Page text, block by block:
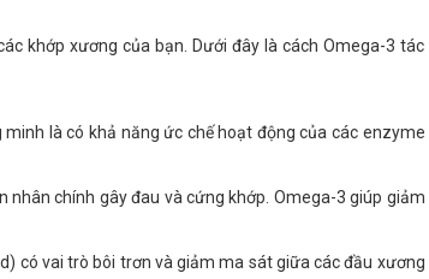
khớp xương của bạn. Dưới đây là cách Omega-3 tác
minh là có khả năng ức chế hoạt động của các enzyme
chính gây đau và cứng khớp. Omega-3 giúp giảm
có vai trò bôi trơn và giảm ma sát giữa các đầu xương